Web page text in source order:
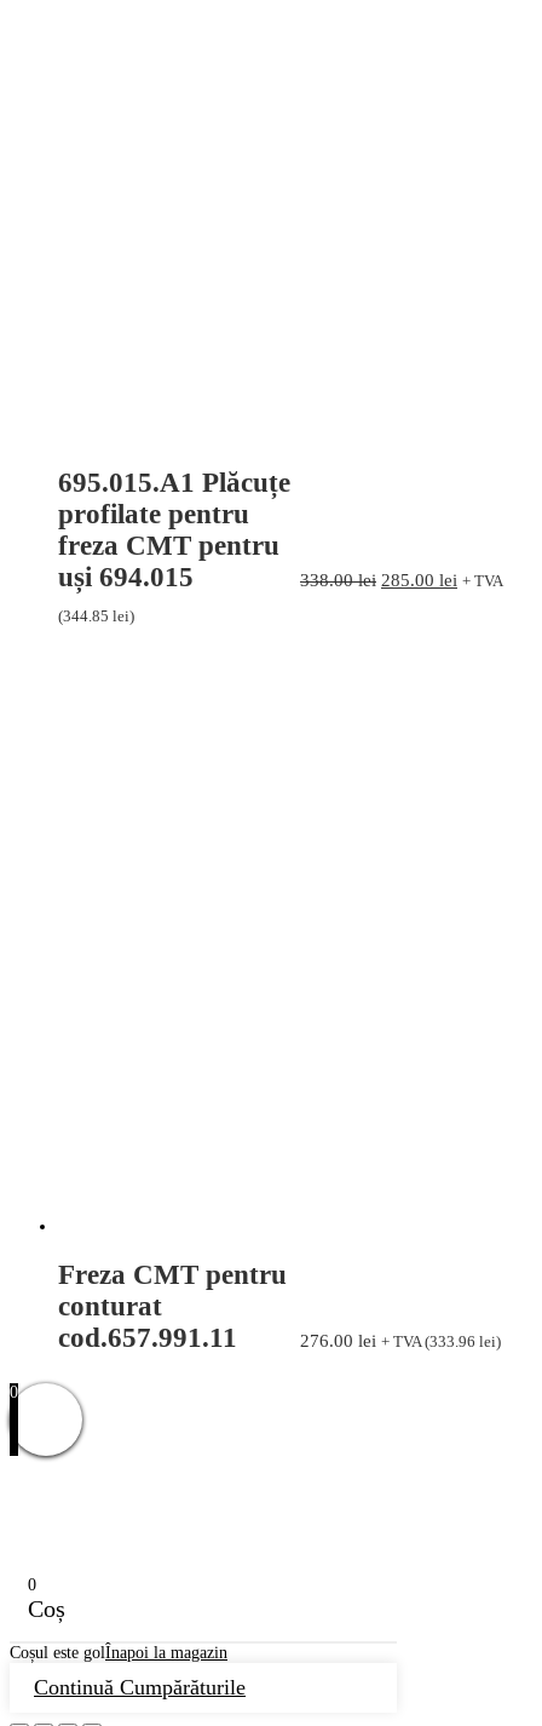
695.015.A1 Plăcuțe
profilate pentru
freza CMT pentru
uși 694.015
338.00lei 285.00 lei + TVA
(344.85 lei)
Freza CMT pentru
conturat
cod.657.991.11
276.00 lei + TVA (333.96 lei)
Caută
Categorii de produse
Pânze circular pentru aluminiu și materiale neferoase
Promoții
ROLE PENTRU AVANS MECANIC
0
0
Coș
Coșul este golÎnapoi la magazin
Continuă Cumpărăturile